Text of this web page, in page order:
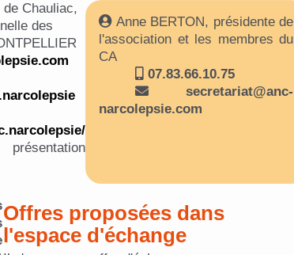
Chauliac,
des
du Sommeil - 34000 MONTPELLIER
Document de présentation
Anne BERTON, présidente de
l'association et les membres du
CA
07.83.66.10.75
secretariat@anc-
narcolepsie.com
Offres proposées dans
l'espace d'échange